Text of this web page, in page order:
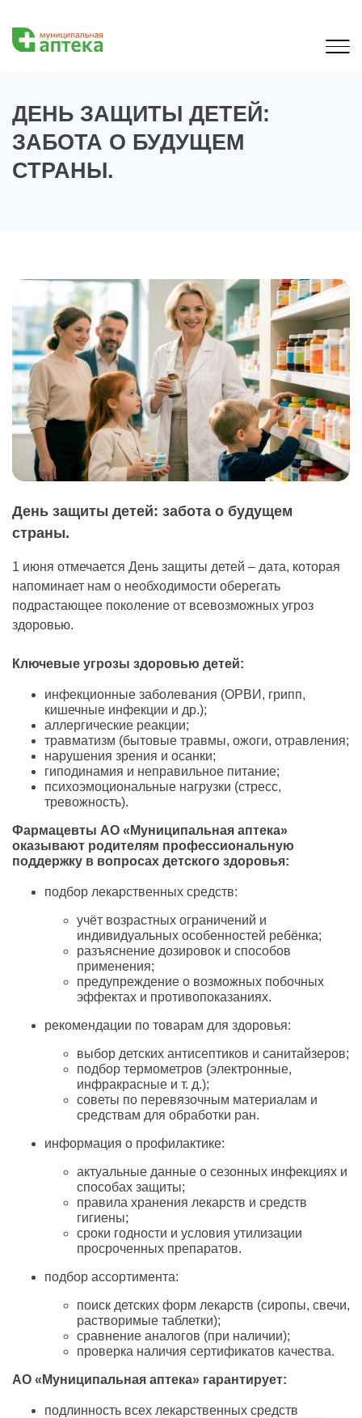
ДЕНЬ ЗАЩИТЫ ДЕТЕЙ:
ЗАБОТА О БУДУЩЕМ
СТРАНЫ.
День защиты детей: забота о будущем
страны.
1 июня отмечается День защиты детей – дата, которая
напоминает нам о необходимости оберегать
подрастающее поколение от всевозможных угроз
здоровью.
Ключевые угрозы здоровью детей:
инфекционные заболевания (ОРВИ, грипп,
кишечные инфекции и др.);
аллергические реакции;
травматизм (бытовые травмы, ожоги, отравления;
нарушения зрения и осанки;
гиподинамия и неправильное питание;
психоэмоциональные нагрузки (стресс,
тревожность).
Фармацевты АО «Муниципальная аптека»
оказывают родителям профессиональную
поддержку в вопросах детского здоровья:
подбор лекарственных средств:
учёт возрастных ограничений и
индивидуальных особенностей ребёнка;
разъяснение дозировок и способов
применения;
предупреждение о возможных побочных
эффектах и противопоказаниях.
рекомендации по товарам для здоровья:
выбор детских антисептиков и санитайзеров;
подбор термометров (электронные,
инфракрасные и т. д.);
советы по перевязочным материалам и
средствам для обработки ран.
информация о профилактике:
актуальные данные о сезонных инфекциях и
способах защиты;
правила хранения лекарств и средств
гигиены;
сроки годности и условия утилизации
просроченных препаратов.
подбор ассортимента:
поиск детских форм лекарств (сиропы, свечи,
растворимые таблетки);
сравнение аналогов (при наличии);
проверка наличия сертификатов качества.
АО «Муниципальная аптека» гарантирует:
подлинность всех лекарственных средств